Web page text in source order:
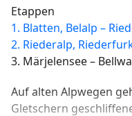
Etappen
1. Blatten, Belalp –
2. Riederalp,
3. Märjelensee –
Auf alten Alpwegen
Gletschern